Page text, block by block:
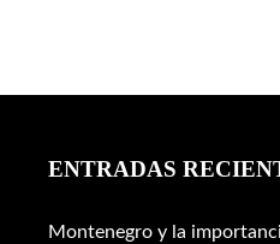
ENTRADAS
Montenegro y la